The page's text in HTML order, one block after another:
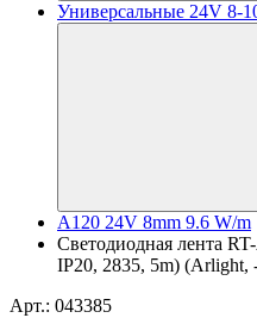
Универсальные 24V 8-
A120 24V 8mm 9.6 W/m
Светодиодная лента
IP20, 2835, 5m) (Arlight,
Арт.: 043385